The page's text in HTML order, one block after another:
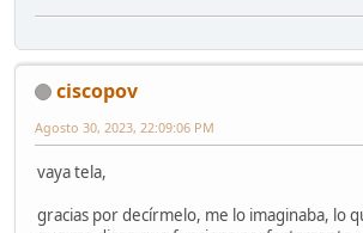
ciscopov
Agosto 30, 2023, 22:09:06 PM
vaya tela,
gracias por decírmelo, me lo imaginaba, lo